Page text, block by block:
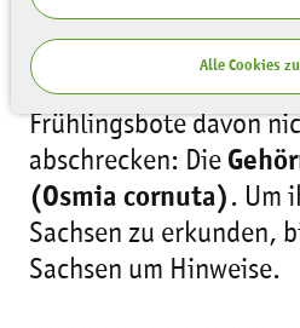
Alle Cookies
Wolken am Himmel, es
viel zu kalt. Aber
auf über 8°C steigen,
Frühlingsbote davon
abschrecken: Die
(Osmia cornuta) . Um
Sachsen zu erkunden,
Sachsen um Hinweise.